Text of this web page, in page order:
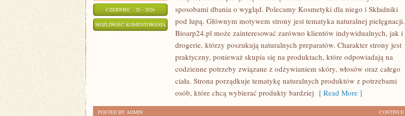
CZERWIEC - 20 - 2026
MOŻLIWOŚĆ KOMENTOWANIA
ZRÓB
SAM
sposobami dbania o wygląd. Polecamy Kosmetyki dla niego i Składniki
pod lupą. Głównym motywem strony jest tematyka naturalnej pielęgnacji.
Bioarp24.pl może zainteresować zarówno klientów indywidualnych, jak i
drogerie, którzy poszukują naturalnych preparatów. Charakter strony jest
praktyczny, ponieważ skupia się na produktach, które odpowiadają na
codzienne potrzeby związane z odżywianiem skóry, włosów oraz całego
ciała. Strona porządkuje tematykę naturalnych produktów z potrzebami
osób, które chcą wybierać produkty bardziej [ Read More ]
CONTINUE
POSTED BY ADMIN